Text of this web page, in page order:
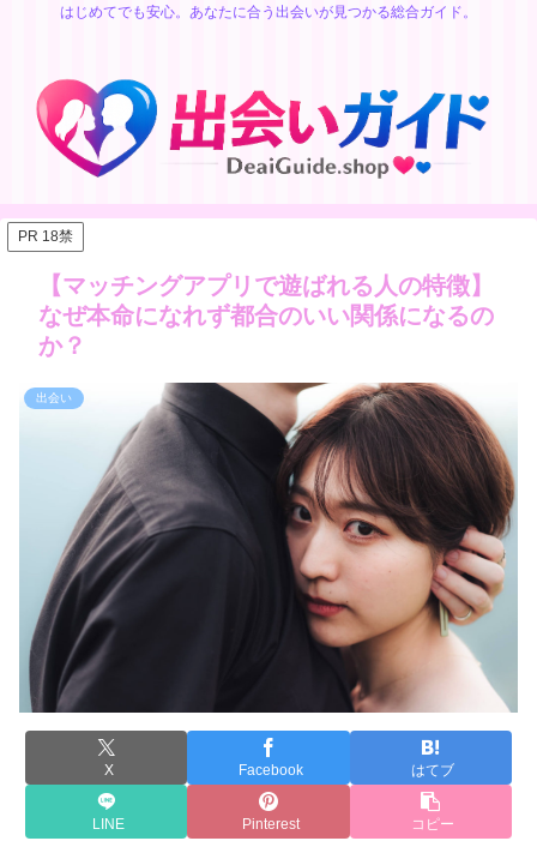
はじめてでも安心。あなたに合う出会いが見つかる総合ガイド。
PR 18禁
【マッチングアプリで遊ばれる人の特徴】
なぜ本命になれず都合のいい関係になるの
か？
出会い
X Facebook はてブ
LINE Pinterest コピー